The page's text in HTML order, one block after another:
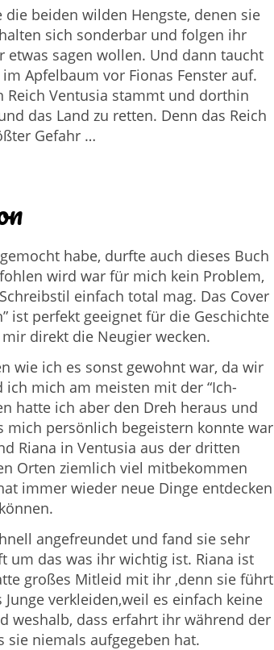
beiden wilden Hengste, denen sie
sich sonderbar und folgen ihr
etwas sagen wollen. Und dann taucht
Apfelbaum vor Fionas Fenster auf.
Reich Ventusia stammt und dorthin
das Land zu retten. Denn das Reich
Gefahr …
habe, durfte auch dieses Buch
wird war für mich kein Problem,
einfach total mag. Das Cover
” ist perfekt geeignet für die Geschichte
direkt die Neugier wecken.
wie ich es sonst gewohnt war, da wir
mich am meisten mit der “Ich-
hatte ich aber den Dreh heraus und
persönlich begeistern konnte war
Riana in Ventusia aus der dritten
Orten ziemlich viel mitbekommen
immer wieder neue Dinge entdecken
angefreundet und fand sie sehr
um das was ihr wichtig ist. Riana ist
großes Mitleid mit ihr ,denn sie führt
verkleiden,weil es einfach keine
weshalb, dass erfahrt ihr während der
sie niemals aufgegeben hat.